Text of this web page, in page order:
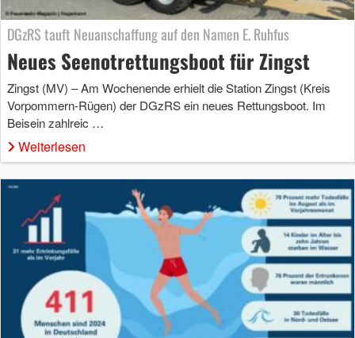
DGzRS tauft Neuanschaffung auf den Namen E. Ruhfus
Neues Seenotrettungsboot für Zingst
Zingst (MV) – Am Wochenende erhielt die Station Zingst (Kreis
Vorpommern-Rügen) der DGzRS ein neues Rettungsboot. Im
Beisein zahlreic …
Weiterlesen